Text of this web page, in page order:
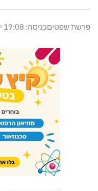
פרשת שפטיםכניסה: 19:08 יציאה: 20:04